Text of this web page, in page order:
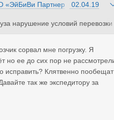
«ЭйБиВи Партнер
02.04.19
нарушение условий перевозки
составить большого ума не
сорвал мне погрузку. Я
но ее до сих пор не
исправить? Клятвенно
так же экспедитору за